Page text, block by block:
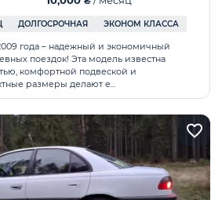
ДОЛГОСРОЧНАЯ ЭКОНОМ КЛАССА
года – надежный и экономичный
поездок! Эта модель известна
комфортной подвеской и
размеры делают е...